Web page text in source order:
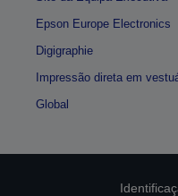
Epson Europe Electronics
Digigraphie
Impressão direta em
Global